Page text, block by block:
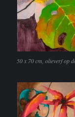
50 x 70 cm, olieverf op